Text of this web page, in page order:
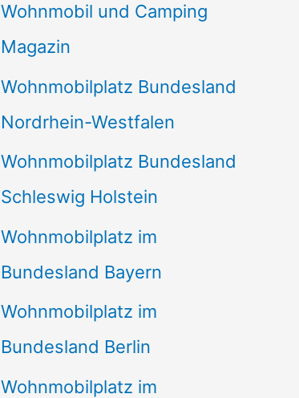
Wohnmobil und Camping
Magazin
Wohnmobilplatz Bundesland
Nordrhein-Westfalen
Wohnmobilplatz Bundesland
Schleswig Holstein
Wohnmobilplatz im
Bundesland Bayern
Wohnmobilplatz im
Bundesland Berlin
Wohnmobilplatz im